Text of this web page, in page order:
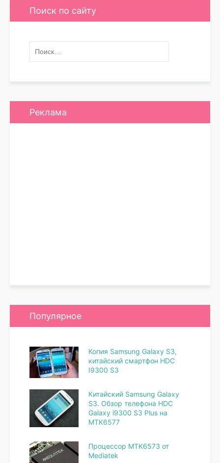
Поиск по сайту
Реклама
Популярное
Копия Samsung Galaxy S3,
китайский смартфон HDC
I9300 S3
Китайский Samsung Galaxy
S3. Обзор телефона HDC
Galaxy i9300 S3 Plus на
MTK6577
Процессор MTK6573 от
Mediatek